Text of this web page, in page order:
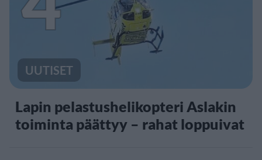
UUTISET
Lapin pelastushelikopteri Aslakin
toiminta päättyy – rahat loppuivat